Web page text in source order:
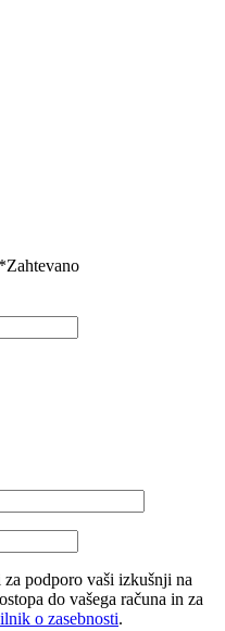
*Zahtevano
podporo vaši izkušnji na
do vašega računa in za
o zasebnosti.